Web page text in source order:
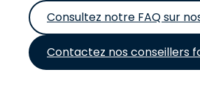
Consultez notre FAQ sur
Contactez nos conseillers